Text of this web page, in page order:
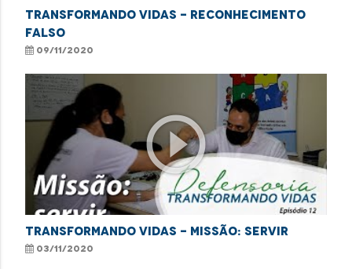
Transformando Vidas - Reconhecimento
falso
09/11/2020
play_circle_outline
Transformando Vidas - Missão: servir
03/11/2020